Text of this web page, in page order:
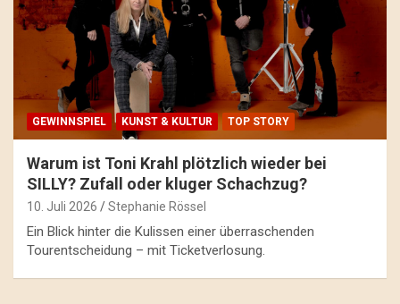
GEWINNSPIEL KUNST & KULTUR TOP STORY
Warum ist Toni Krahl plötzlich wieder bei
SILLY? Zufall oder kluger Schachzug?
10. Juli 2026 Stephanie Rössel
Ein Blick hinter die Kulissen einer überraschenden
Tourentscheidung – mit Ticketverlosung.